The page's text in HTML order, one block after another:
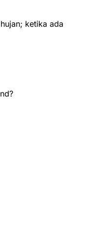
ketika ada